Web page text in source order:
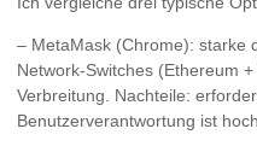
– MetaMask (Chrome): starke
Network-Switches (Ethereum
Verbreitung. Nachteile:
Benutzerverantwortung ist